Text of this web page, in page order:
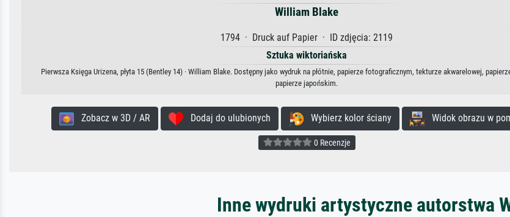
William Blake
1794 · Druck auf Papier · ID zdjęcia: 2119
Sztuka wiktoriańska
Pierwsza Księga Urizena, płyta 15 (Bentley 14) · William Blake. Dostępny jako wydruk na płótnie, papierze fotograficznym, tekturze akwarelowej,
papierze japońskim.
Zobacz w 3D / AR Dodaj do ulubionych Wybierz kolor ściany Widok obrazu w
0 Recenzje
Inne wydruki artystyczne autorstwa